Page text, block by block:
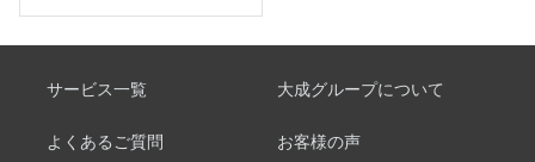
サービス一覧 大成グループについて
よくあるご質問 お客様の声